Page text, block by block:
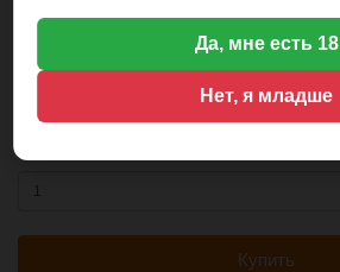
359сом
Количество
Купить
Да, мне есть 18
Нет, я младше